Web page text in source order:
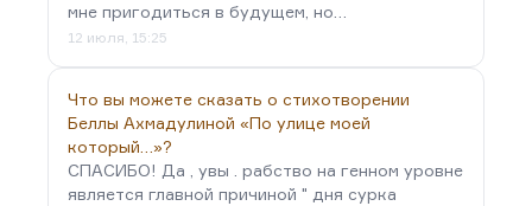
мне пригодиться в будущем, но…
12 июля, 15:25
Что вы можете сказать о стихотворении
Беллы Ахмадулиной «По улице моей
который…»?
СПАСИБО! Да , увы . рабство на генном уровне
является главной причиной " дня сурка